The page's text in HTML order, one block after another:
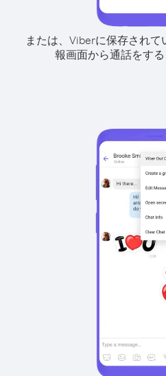
または、Viberに保存され
報画面から通話をする